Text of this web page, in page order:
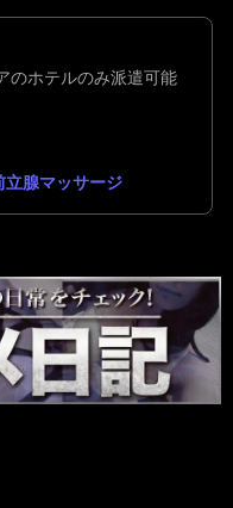
のホテルのみ派遣可能
立腺マッサージ